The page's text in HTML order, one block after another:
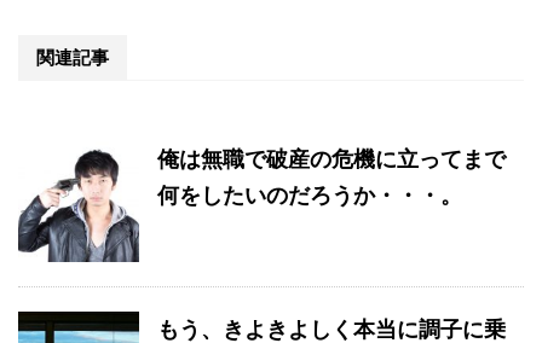
関連記事
俺は無職で破産の危機に立ってまで
何をしたいのだろうか・・・。
もう、きよきよしく本当に調子に乗